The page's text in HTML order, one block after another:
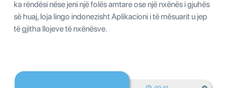
ka rëndësi nëse jeni një folës amtare ose një nxënës i gjuhës
së huaj, loja lingo indonezisht Aplikacioni i të mësuarit u jep
të gjitha llojeve të nxënësve.